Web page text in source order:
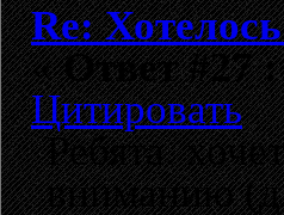
Re:
«Ответ #27 :
Цитировать
Ребята.
вниманию